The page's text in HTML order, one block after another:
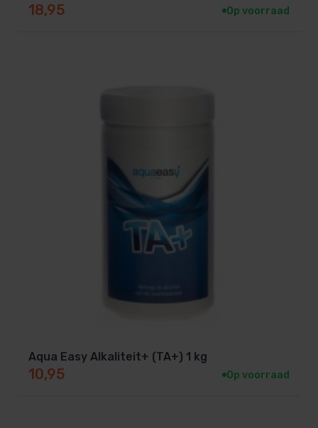
18,95 Op voorraad
Aqua Easy Alkaliteit+ (TA+) 1 kg
10,95 Op voorraad